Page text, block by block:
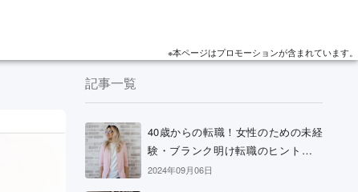
※本ページはプロモーションが含まれています。
記事一覧
40歳からの転職！女性のための未経
験・ブランク明け転職のヒントと考
え方
2024年09月06日